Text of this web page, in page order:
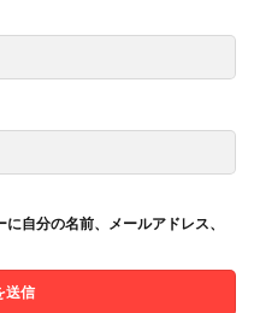
自分の名前、メールアドレス、